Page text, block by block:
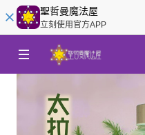
聖哲曼魔法屋
立刻使用官方APP